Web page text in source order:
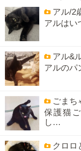
アル/2
アルはい
アル&
アルのパ
ごまち
保護猫
し…
クロロ